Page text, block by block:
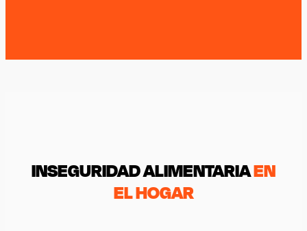
INSEGURIDAD ALIMENTARIAEN
EL HOGAR